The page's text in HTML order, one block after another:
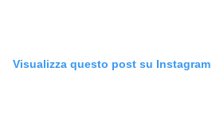
Visualizza questo post su Instagram